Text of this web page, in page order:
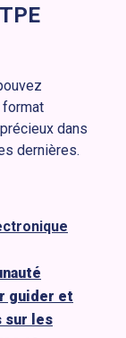
dans
dernières.
guider et
sur les